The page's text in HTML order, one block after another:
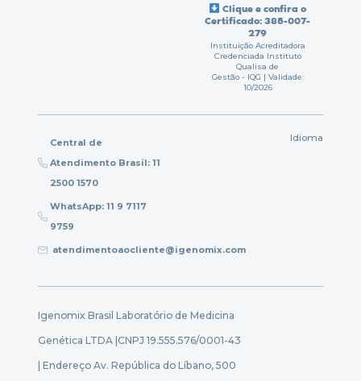
Clique e confira o
Certificado: 385-007-
279
Instituição Acreditadora
Credenciada Instituto
Qualisa de
Gestão - IQG | Validade:
10/2026
Central de
Atendimento Brasil: 11
2500 1570
WhatsApp: 11 9 7117
9759
atendimentoaocliente@igenomix.com
Idioma
Igenomix Brasil Laboratório de Medicina
Genética LTDA | CNPJ 19.555.576/0001-43
| Endereço Av. República do Líbano, 500